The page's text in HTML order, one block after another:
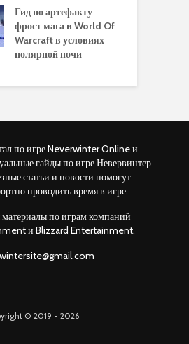
Гид по артефакту
фрост мага в World Of
Warcraft в условиях
полярной ночи
по игре Neverwinter Online и
гайды по игре Невервинтер
статьи и новости помогут
проводить время в игре.
по играм компаний
и Blizzard Entertainment.
© 2019 - 2026